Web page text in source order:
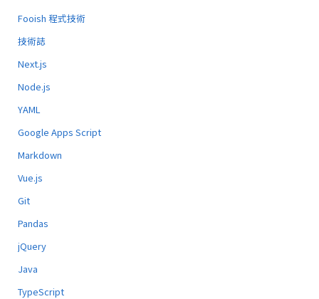
Fooish 程式技術
技術誌
Next.js
Node.js
YAML
Google Apps Script
Markdown
Vue.js
Git
Pandas
jQuery
Java
TypeScript